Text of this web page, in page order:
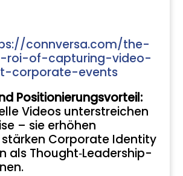
connversa.com/the-
roi-of-capturing-video-
corporate-events
Positionierungsvorteil:
Videos unterstreichen
– sie erhöhen
Corporate Identity
als Thought‑Leadership-